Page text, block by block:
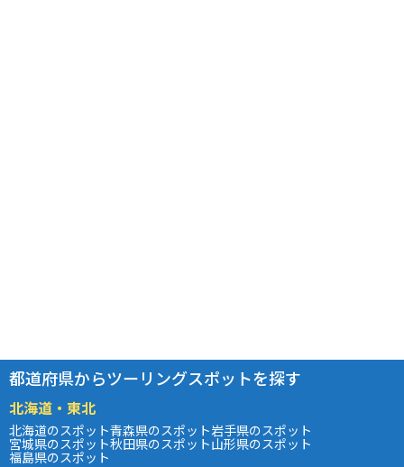
都道府県からツーリングスポットを探す
北海道・東北
北海道のスポット青森県のスポット岩手県のスポット
宮城県のスポット秋田県のスポット山形県のスポット
福島県のスポット